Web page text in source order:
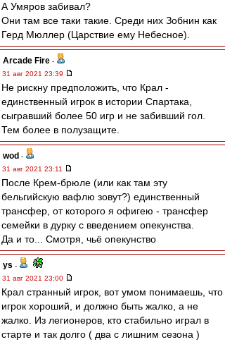
А Умяров забивал?
Они там все таки такие. Среди них Зобнин как
Герд Мюллер (Царствие ему Небесное).
Arcade Fire -
31 авг 2021 23:39
Не рискну предположить, что Крал -
единственный игрок в истории Спартака,
сыгравший более 50 игр и не забивший гол.
Тем более в полузащите.
wod -
31 авг 2021 23:11
После Крем-брюле (или как там эту
бельгийскую вафлю зовут?) единственный
трансфер, от которого я офигею - трансфер
семейки в дурку с введением опекунства.
Да и то... Смотря, чьё опекунство
ys -
31 авг 2021 23:00
Крал странный игрок, вот умом понимаешь, что
игрок хороший, и должно быть жалко, а не
жалко. Из легионеров, кто стабильно играл в
старте и так долго ( два с лишним сезона )